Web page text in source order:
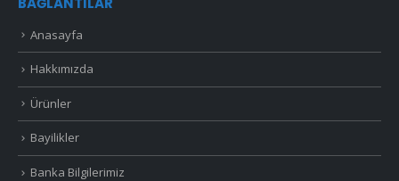
Anasayfa
Hakkımızda
Ürünler
Bayilikler
Banka Bilgilerimiz